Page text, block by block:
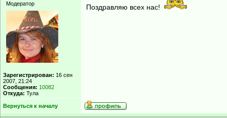
Модератор
Зарегистрирован: 16 сен
2007, 21:24
Сообщения: 10082
Откуда: Тула
Поздравляю всех нас!
Вернуться к началу